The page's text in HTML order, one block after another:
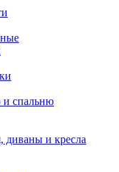
и спальню
диваны и кресла